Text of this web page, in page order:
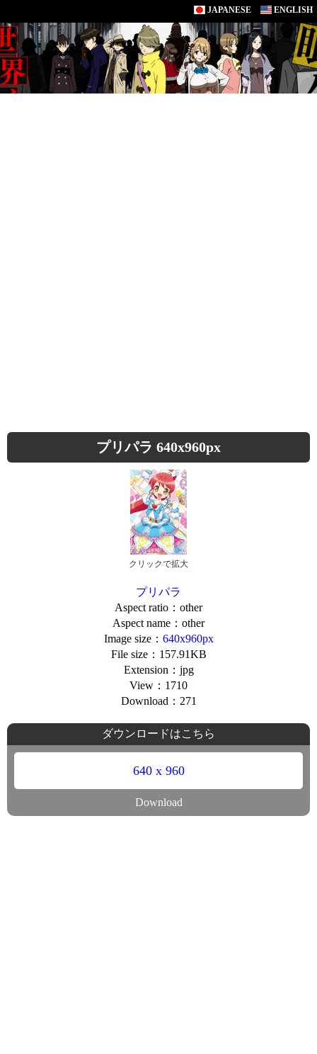
JAPANESE ENGLISH
プリパラ 640x960px
クリックで拡大
プリパラ
Aspect ratio：other
Aspect name：other
Image size： 640x960px
File size：157.91KB
Extension：jpg
View：1710
Download：271
ダウンロードはこちら
640 x 960
Download